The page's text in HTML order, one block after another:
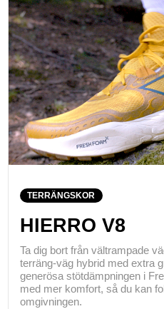
TERRÄNGSKOR
HIERRO V8
Ta dig bort från vältrampade
terräng-väg hybrid med extra
generösa stötdämpningen i
med mer komfort, så du kan
omgivningen.